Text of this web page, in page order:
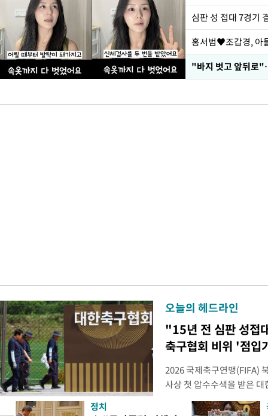
심판 성 접대 7경기
홍서범♥조갑경, 아
"바지 벗고 앞뒤로
오늘의 헤드라인
"15년 전 심판 성접
축구협회 비위 '점입
2026 국제축구연맹(FIFA)
사상 첫 압수수색을 받은
거지면서 그야말로 쑥대
심판 성 접대 파문까지 파
정치